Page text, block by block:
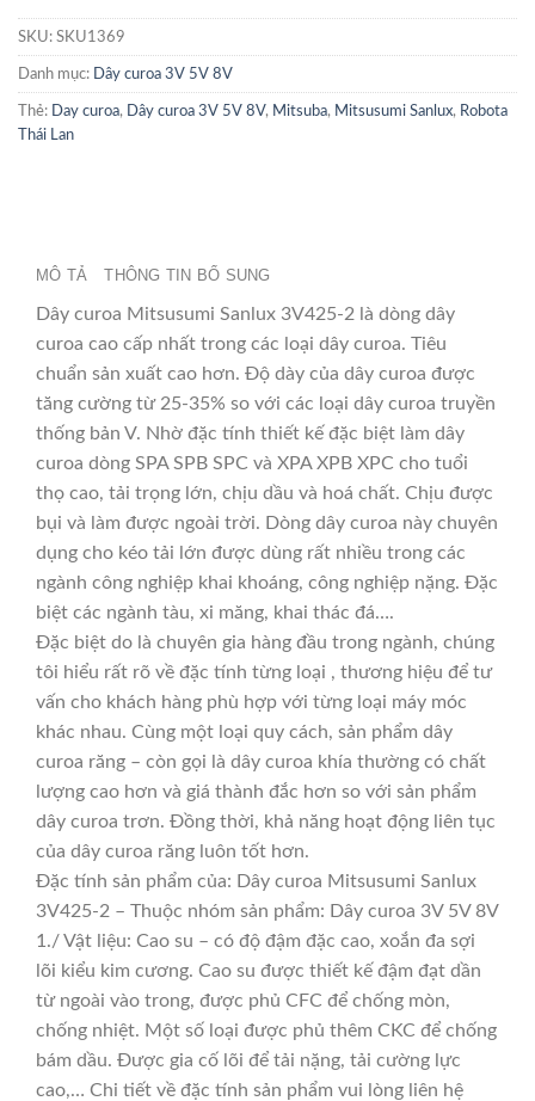
SKU: SKU1369
Danh mục: Dây curoa 3V 5V 8V
Thẻ: Day curoa, Dây curoa 3V 5V 8V, Mitsuba, Mitsusumi Sanlux, Robota
Thái Lan
MÔ TẢ THÔNG TIN BỔ SUNG
Dây curoa Mitsusumi Sanlux 3V425-2 là dòng dây
curoa cao cấp nhất trong các loại dây curoa. Tiêu
chuẩn sản xuất cao hơn. Độ dày của dây curoa được
tăng cường từ 25-35% so với các loại dây curoa truyền
thống bản V. Nhờ đặc tính thiết kế đặc biệt làm dây
curoa dòng SPA SPB SPC và XPA XPB XPC cho tuổi
thọ cao, tải trọng lớn, chịu dầu và hoá chất. Chịu được
bụi và làm được ngoài trời. Dòng dây curoa này chuyên
dụng cho kéo tải lớn được dùng rất nhiều trong các
ngành công nghiệp khai khoáng, công nghiệp nặng. Đặc
biệt các ngành tàu, xi măng, khai thác đá….
Đặc biệt do là chuyên gia hàng đầu trong ngành, chúng
tôi hiểu rất rõ về đặc tính từng loại , thương hiệu để tư
vấn cho khách hàng phù hợp với từng loại máy móc
khác nhau. Cùng một loại quy cách, sản phẩm dây
curoa răng – còn gọi là dây curoa khía thường có chất
lượng cao hơn và giá thành đắc hơn so với sản phẩm
dây curoa trơn. Đồng thời, khả năng hoạt động liên tục
của dây curoa răng luôn tốt hơn.
Đặc tính sản phẩm của: Dây curoa Mitsusumi Sanlux
3V425-2 – Thuộc nhóm sản phẩm: Dây curoa 3V 5V 8V
1./ Vật liệu: Cao su – có độ đậm đặc cao, xoắn đa sợi
lõi kiểu kim cương. Cao su được thiết kế đậm đạt dần
từ ngoài vào trong, được phủ CFC để chống mòn,
chống nhiệt. Một số loại được phủ thêm CKC để chống
bám dầu. Được gia cố lõi để tải nặng, tải cường lực
cao,… Chi tiết về đặc tính sản phẩm vui lòng liên hệ